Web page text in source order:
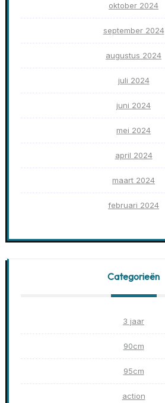
oktober 2024
september 2024
augustus 2024
juli 2024
juni 2024
mei 2024
april 2024
maart 2024
februari 2024
Categorieën
3 jaar
90cm
95cm
action